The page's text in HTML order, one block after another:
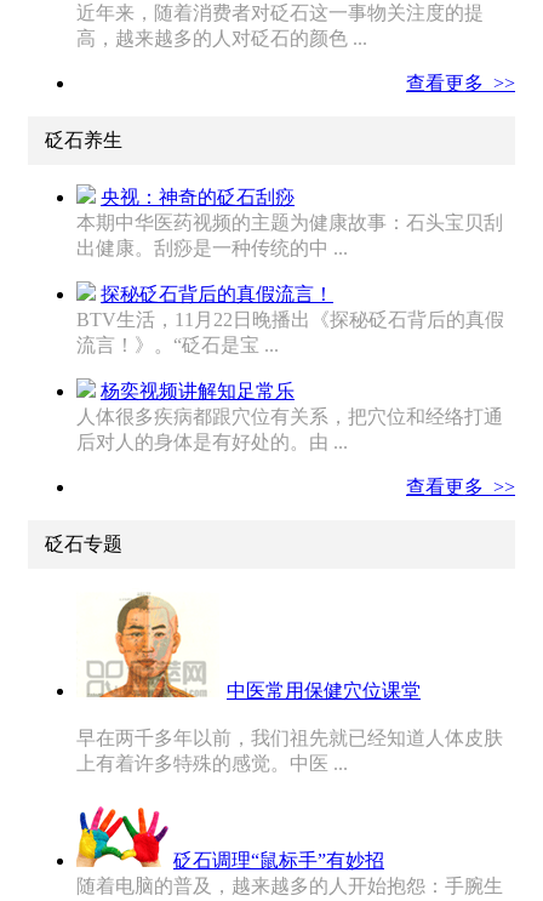
近年来，随着消费者对砭石这一事物关注度的提
高，越来越多的人对砭石的颜色 ...
查看更多 >>
砭石养生
央视：神奇的砭石刮痧
本期中华医药视频的主题为健康故事：石头宝贝刮
出健康。刮痧是一种传统的中 ...
探秘砭石背后的真假流言！
BTV生活，11月22日晚播出《探秘砭石背后的真假
流言！》。“砭石是宝 ...
杨奕视频讲解知足常乐
人体很多疾病都跟穴位有关系，把穴位和经络打通
后对人的身体是有好处的。由 ...
查看更多 >>
砭石专题
中医常用保健穴位课堂
早在两千多年以前，我们祖先就已经知道人体皮肤
上有着许多特殊的感觉。中医 ...
砭石调理“鼠标手”有妙招
随着电脑的普及，越来越多的人开始抱怨：手腕生